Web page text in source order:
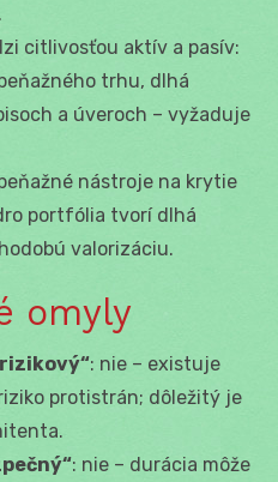
citlivosťou aktív a pasív:
trhu, dlhá
a úveroch – vyžaduje
nástroje na krytie
portfólia tvorí dlhá
valorizáciu.
omyly
: nie – existuje
protistrán; dôležitý je
: nie – durácia môže